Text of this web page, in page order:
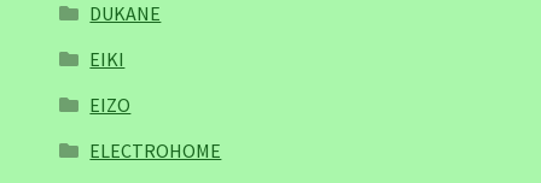
DUKANE
EIKI
EIZO
ELECTROHOME